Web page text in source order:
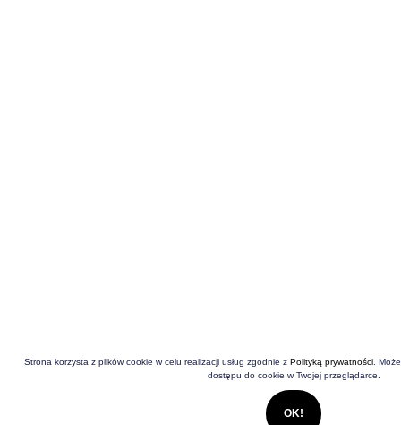
Strona korzysta z plików cookie w celu realizacji usług zgodnie z Polityką prywatności .
dostępu do cookie w Twojej przeglądarce.
OK!